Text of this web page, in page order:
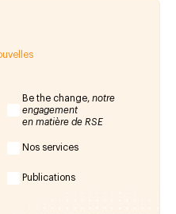
Be the change, notre
engagement
en matière de RSE
Nos services
Publications